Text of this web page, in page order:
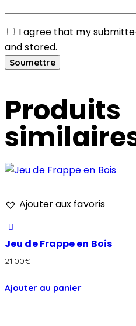
I agree that my
and stored.
Produits
Ajouter aux favoris
Jeu de Frappe en Bois
21.00€
Ajouter au panier